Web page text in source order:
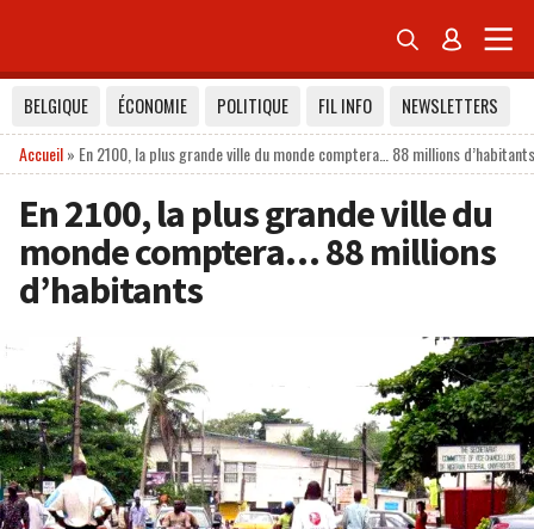
 
BELGIQUE ÉCONOMIE POLITIQUE FIL INFO
NEWSLETTERS
Accueil» En 2100, la plus grande ville du monde comptera… 88 millions d’habitants
En 2100, la plus grande ville du
monde comptera… 88 millions
d’habitants